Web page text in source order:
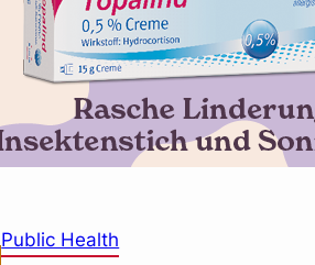
Public Health